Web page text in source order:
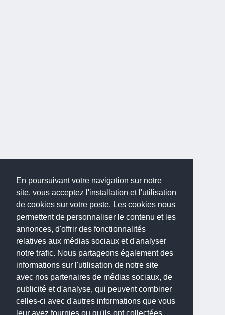
En poursuivant votre navigation sur notre
site, vous acceptez l'installation et l'utilisation
de cookies sur votre poste. Les cookies nous
permettent de personnaliser le contenu et les
annonces, d'offrir des fonctionnalités
relatives aux médias sociaux et d'analyser
notre trafic. Nous partageons également des
informations sur l'utilisation de notre site
avec nos partenaires de médias sociaux, de
publicité et d'analyse, qui peuvent combiner
celles-ci avec d'autres informations que vous